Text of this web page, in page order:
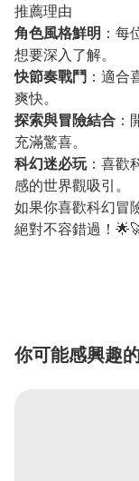
推薦理由
角色風格鮮明 ：每
想要深入了解。
快節奏戰鬥 ：適合
爽快。
探索與冒險結合 ：
充滿驚喜。
科幻迷必玩：喜歡
感的世界觀吸引。
如果你喜歡科幻冒
絕對不容錯過！
你可能感興趣